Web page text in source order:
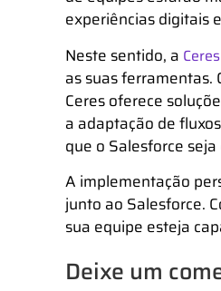
experiências digitais
Neste sentido, a
as suas ferramentas.
Ceres oferece
a adaptação de
que o Salesforce
A implementação
junto ao Salesforce.
sua equipe esteja
Deixe um